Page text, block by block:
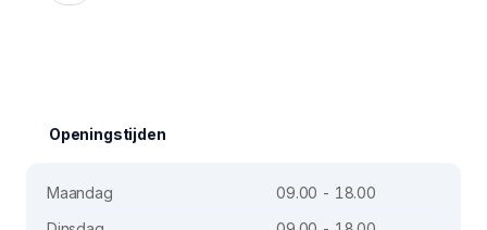
Openingstijden
Maandag
09.00 - 18.00